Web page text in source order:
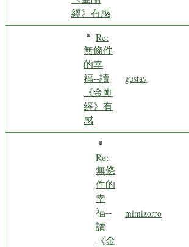
經》有感
Re:
無條件
的幸
福--讀
《金剛
經》有
感
gustav
Re:
無條
件的
幸
福--
讀
《金
mimizorro